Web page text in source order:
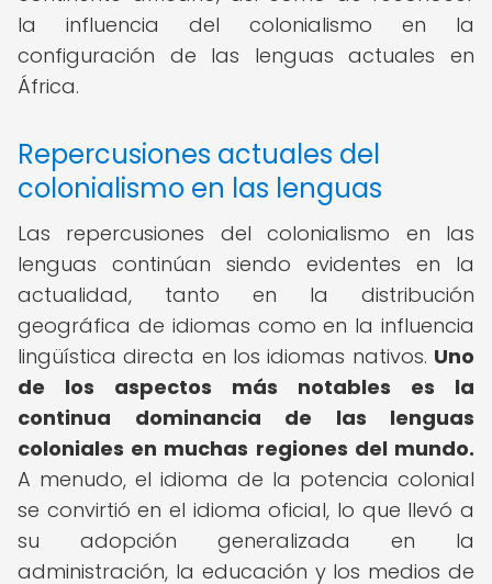
la influencia del colonialismo en la
configuración de las lenguas actuales en
África.
Repercusiones actuales del
colonialismo en las lenguas
Las repercusiones del colonialismo en las
lenguas continúan siendo evidentes en la
actualidad, tanto en la distribución
geográfica de idiomas como en la influencia
lingüística directa en los idiomas nativos. Uno
de los aspectos más notables es la
continua dominancia de las lenguas
coloniales en muchas regiones del mundo.
A menudo, el idioma de la potencia colonial
se convirtió en el idioma oficial, lo que llevó a
su adopción generalizada en la
administración, la educación y los medios de